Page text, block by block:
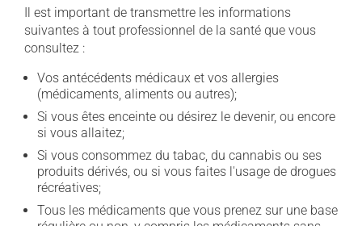
Il est important de transmettre les informations
suivantes à tout professionnel de la santé que vous
consultez :
Vos antécédents médicaux et vos allergies
(médicaments, aliments ou autres);
Si vous êtes enceinte ou désirez le devenir, ou encore
si vous allaitez;
Si vous consommez du tabac, du cannabis ou ses
produits dérivés, ou si vous faites l'usage de drogues
récréatives;
Tous les médicaments que vous prenez sur une base